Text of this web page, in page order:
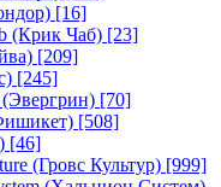
[16]
(Крик Чаб) [23]
[209]
[245]
[70]
[508]
[46]
(Гровс Культур) [999]